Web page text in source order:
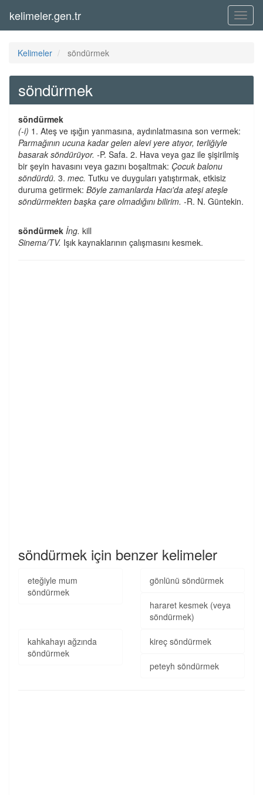
Menü
kelimeler.gen.tr
Kelimeler söndürmek
söndürmek
söndürmek
(-i) 1. Ateş ve ışığın yanmasına, aydınlatmasına son vermek:
Parmağının ucuna kadar gelen alevi yere atıyor, terliğiyle
basarak söndürüyor. -P. Safa. 2. Hava veya gaz ile şişirilmiş
bir şeyin havasını veya gazını boşaltmak: Çocuk balonu
söndürdü. 3. mec. Tutku ve duyguları yatıştırmak, etkisiz
duruma getirmek: Böyle zamanlarda Hacı'da ateşi ateşle
söndürmekten başka çare olmadığını bilirim. -R. N. Güntekin.
söndürmek İng. kill
Sinema/TV. Işık kaynaklarının çalışmasını kesmek.
söndürmek için benzer kelimeler
eteğiyle mum
söndürmek
gönlünü söndürmek
hararet kesmek (veya
söndürmek)
kahkahayı ağzında
söndürmek
kireç söndürmek
peteyh söndürmek